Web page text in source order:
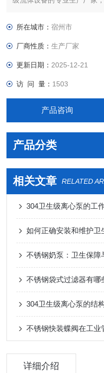
真空法兰，真空管件，真空
所在城市：宿州市
厂商性质：生产厂家
更新日期： 2025-12-21
访 问 量： 1503
产品咨询
产品分类
相关文章 RELATED
304卫生级离心泵的工
如何正确安装和维护卫
不锈钢奶泵：卫生保障
不锈钢袋式过滤器有哪
304卫生级离心泵的结
不锈钢快装蝶阀在工业
详细介绍